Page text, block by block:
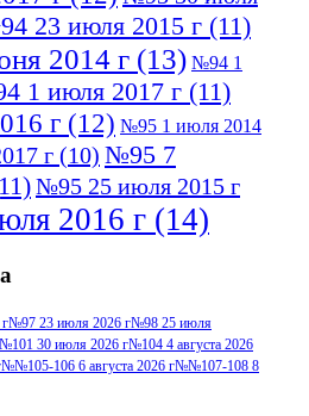
23 июля 2015 г (11)
2014 г (13) №94 1
1 июля 2017 г (11)
г (12) №95 1 июля 2014
г (10) №95 7
№95 25 июля 2015 г
2016 г (14)
№96 9 августа 2012
2015 г(9) №96+97 3
30 июля
№97 23 июля 2026 г№98 25 июля
№101 30 июля 2026 г№104 4 августа 2026
№№105-106 6 августа 2026 г№№107-108 8